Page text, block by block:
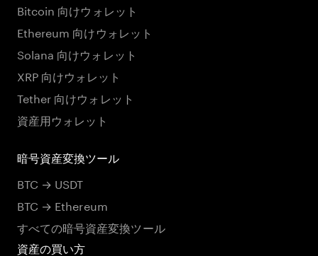
Bitcoin 向けウォレット
Ethereum 向けウォレット
Solana 向けウォレット
XRP 向けウォレット
Tether 向けウォレット
資産用ウォレット
暗号資産変換ツール
BTC → USDT
BTC → Ethereum
すべての暗号資産変換ツール
資産の買い方